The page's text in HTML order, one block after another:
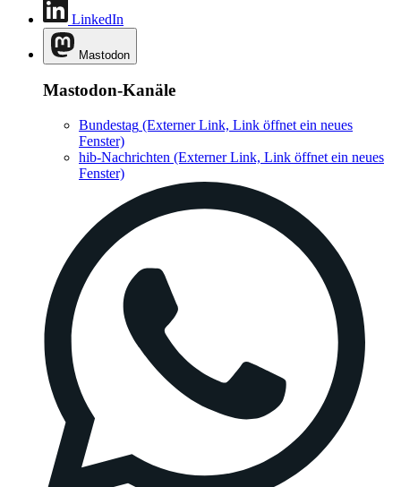
LinkedIn
Mastodon
Mastodon-Kanäle
Bundestag (Externer Link, Link öffnet ein neues
Fenster)
hib-Nachrichten (Externer Link, Link öffnet ein neues
Fenster)